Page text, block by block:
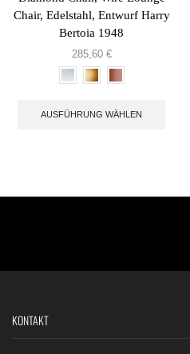
Chair, Edelstahl, Entwurf Harry
Bertoia 1948
285,60 €
AUSFÜHRUNG WÄHLEN
KONTAKT